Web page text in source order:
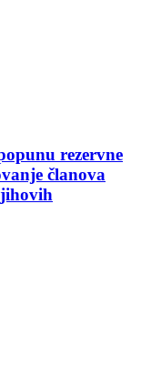
rezervne
članova